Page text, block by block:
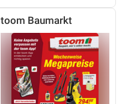
toom Baumarkt